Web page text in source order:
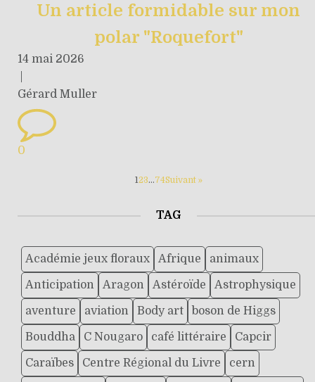
Un article formidable sur mon
polar "Roquefort"
14 mai 2026
Gérard Muller
0
123…74Suivant »
TAG
Académie jeux floraux Afrique animaux
Anticipation Aragon Astéroïde Astrophysique
aventure aviation Body art boson de Higgs
Bouddha C Nougaro café littéraire Capcir
Caraïbes Centre Régional du Livre cern